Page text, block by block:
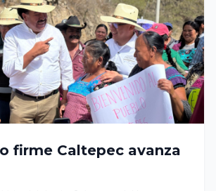
firme Caltepec avanza